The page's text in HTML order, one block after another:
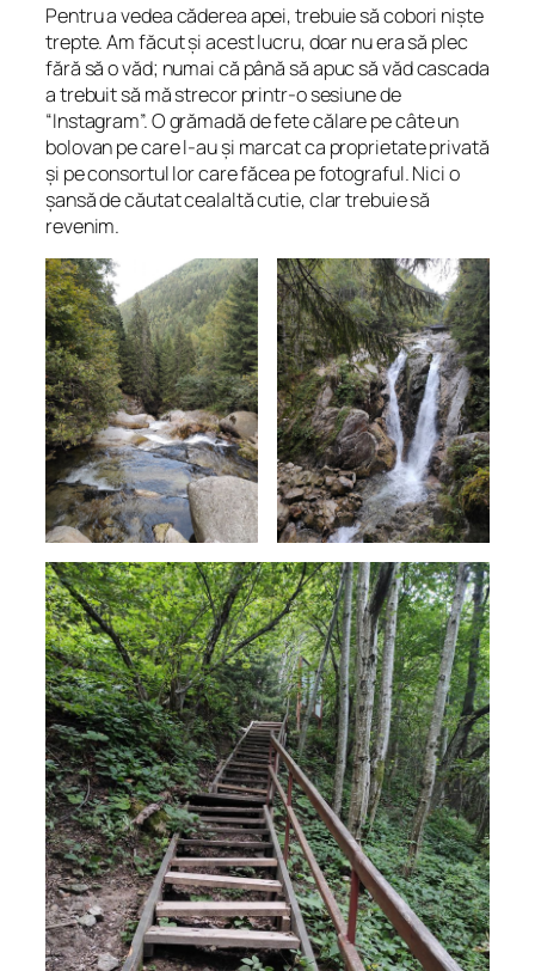
Pentru a vedea căderea apei, trebuie să cobori niște
trepte. Am făcut și acest lucru, doar nu era să plec
fără să o văd; numai că până să apuc să văd cascada
a trebuit să mă strecor printr-o sesiune de
“Instagram”. O grămadă de fete călare pe câte un
bolovan pe care l-au și marcat ca proprietate privată
și pe consortul lor care făcea pe fotograful. Nici o
șansă de căutat cealaltă cutie, clar trebuie să
revenim.